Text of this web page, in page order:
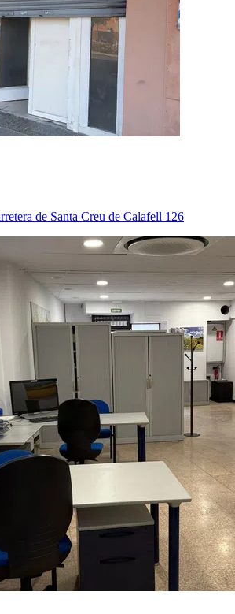
de Santa Creu de Calafell 126